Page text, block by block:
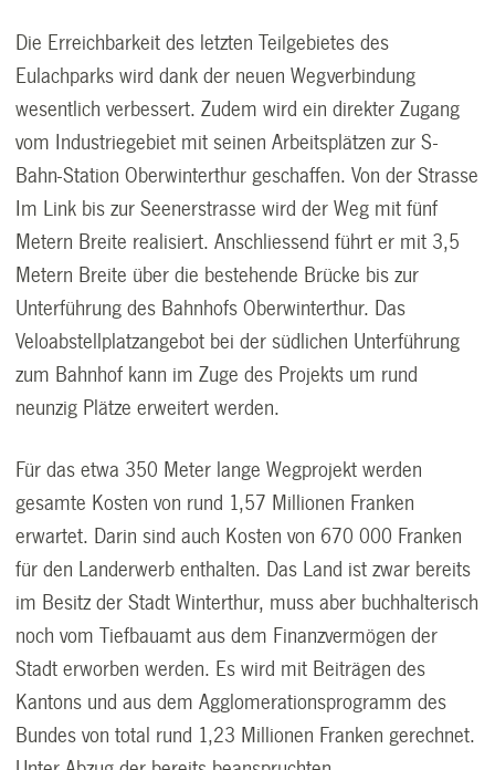
Die Erreichbarkeit des letzten Teilgebietes des
Eulachparks wird dank der neuen Wegverbindung
wesentlich verbessert. Zudem wird ein direkter Zugang
vom Industriegebiet mit seinen Arbeitsplätzen zur S-
Bahn-Station Oberwinterthur geschaffen. Von der Strasse
Im Link bis zur Seenerstrasse wird der Weg mit fünf
Metern Breite realisiert. Anschliessend führt er mit 3,5
Metern Breite über die bestehende Brücke bis zur
Unterführung des Bahnhofs Oberwinterthur. Das
Veloabstellplatzangebot bei der südlichen Unterführung
zum Bahnhof kann im Zuge des Projekts um rund
neunzig Plätze erweitert werden.
Für das etwa 350 Meter lange Wegprojekt werden
gesamte Kosten von rund 1,57 Millionen Franken
erwartet. Darin sind auch Kosten von 670 000 Franken
für den Landerwerb enthalten. Das Land ist zwar bereits
im Besitz der Stadt Winterthur, muss aber buchhalterisch
noch vom Tiefbauamt aus dem Finanzvermögen der
Stadt erworben werden. Es wird mit Beiträgen des
Kantons und aus dem Agglomerationsprogramm des
Bundes von total rund 1,23 Millionen Franken gerechnet.